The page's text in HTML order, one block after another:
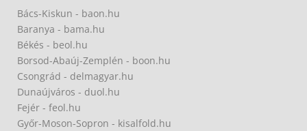
Bács-Kiskun - baon.hu
Baranya - bama.hu
Békés - beol.hu
Borsod-Abaúj-Zemplén - boon.hu
Csongrád - delmagyar.hu
Dunaújváros - duol.hu
Fejér - feol.hu
Győr-Moson-Sopron - kisalfold.hu